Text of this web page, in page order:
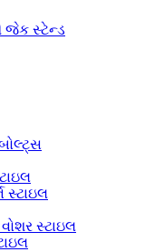
જેક સ્ટેન્ડ
સ્ટાઇલ
સ્ટાઇલ